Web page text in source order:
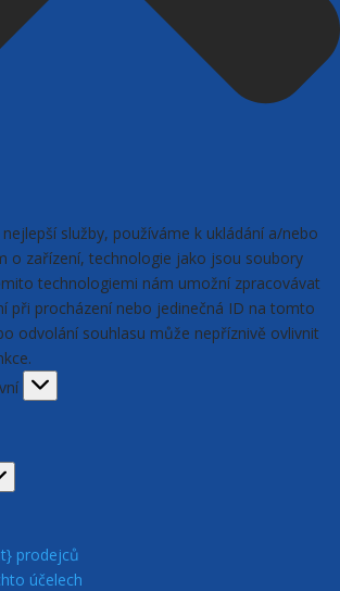
služby, používáme k ukládání a/nebo
o zařízení, technologie jako jsou soubory
technologiemi nám umožní zpracovávat
při procházení nebo jedinečná ID na tomto
odvolání souhlasu může nepříznivě ovlivnit
prodejců
účelech